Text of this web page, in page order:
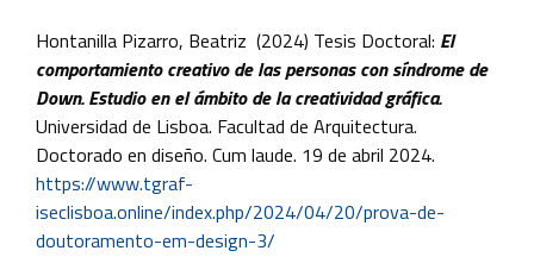
Hontanilla Pizarro, Beatriz (2024) Tesis Doctoral: El
comportamiento creativo de las personas con síndrome de
Down. Estudio en el ámbito de la creatividad gráfica.
Universidad de Lisboa. Facultad de Arquitectura.
Doctorado en diseño. Cum laude. 19 de abril 2024.
https://www.tgraf-
iseclisboa.online/index.php/2024/04/20/prova-de-
doutoramento-em-design-3/